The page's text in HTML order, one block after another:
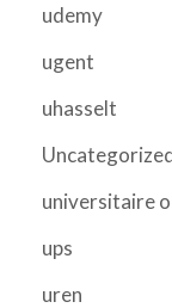
udemy
ugent
uhasselt
universitaire
ups
uren